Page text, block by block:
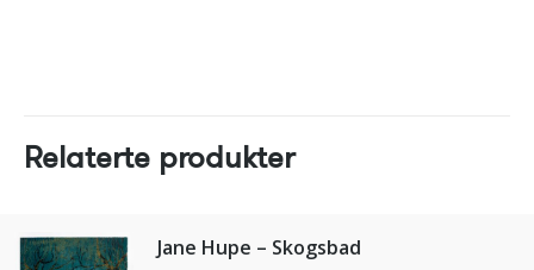
Relaterte produkter
Jane Hupe – Skogsbad